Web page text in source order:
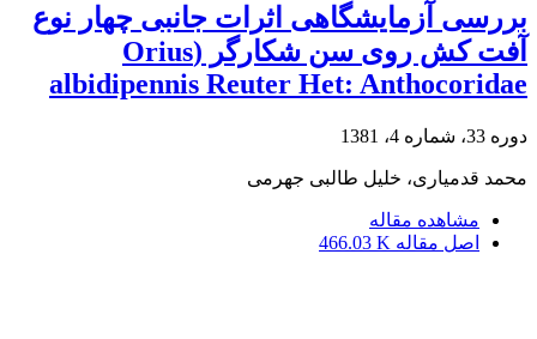
بررسی آزمایشگاهی اثرات جانبی چهار نوع
آفت کش روی سن شکارگر (Orius
albidipennis Reuter Het: Anthocoridae
دوره 33، شماره 4، 1381
محمد قدمیاری، خلیل طالبی جهرمی
مشاهده مقاله
اصل مقاله 466.03 K